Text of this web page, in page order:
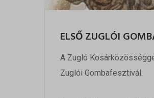
ELSŐ ZUGLÓI
A Zugló
Zuglói Gombafesztivál.